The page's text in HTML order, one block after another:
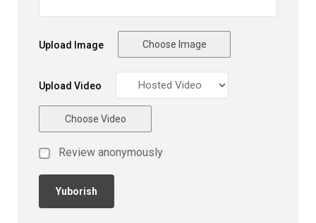
Upload Image Choose Image
Upload Video
Choose Video
Review anonymously